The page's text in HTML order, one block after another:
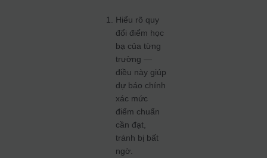
Hiểu rõ quy
đổi điểm học
bạ của từng
trường —
điều này giúp
dự báo chính
xác mức
điểm chuẩn
cần đạt,
tránh bị bất
ngờ.